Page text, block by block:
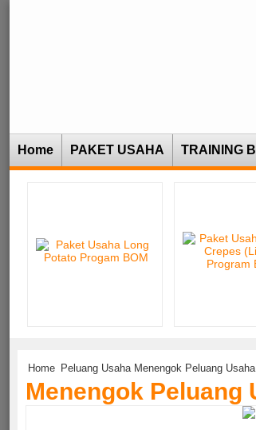
Home PAKET USAHA TRAINING
Home Peluang Usaha Menengok Peluang
Menengok Peluang